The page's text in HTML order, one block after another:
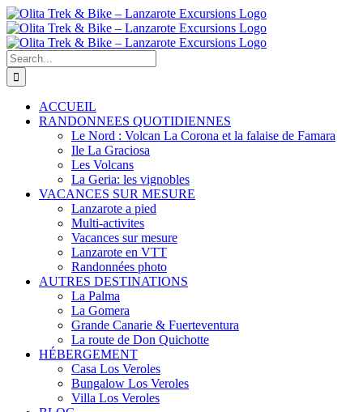
Skip
to
content
Search
for:
ACCUEIL
RANDONNEES QUOTIDIENNES
Le Nord : Volcan La Corona et la falaise de Famara
Ile La Graciosa
Les Volcans
La Geria: les vignobles
VACANCES SUR MESURE
Lanzarote a pied
Multi-activites
Vacances sur mesure
Lanzarote en VTT
Randonnées photo
AUTRES DESTINATIONS
La Palma
La Gomera
Grande Canarie & Fuerteventura
La route de Don Quichotte
HÉBERGEMENT
Casa Los Veroles
Bungalow Los Veroles
Villa Los Veroles